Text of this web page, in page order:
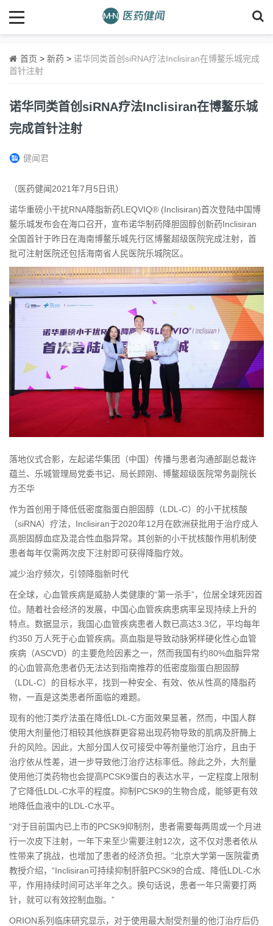
首页 > 新药 > 诺华同类首创siRNA疗法Inclisiran在博鳌乐城完成
首针注射
诺华同类首创siRNA疗法Inclisiran在博鳌乐城
完成首针注射
健闻君
（医药健闻2021年7月5日讯）
诺华重磅小干扰RNA降脂新药LEQVIQ® (Inclisiran)首次登陆中国博
鳌乐城发布会在海口召开，宣布诺华制药降胆固醇创新药Inclisiran
全国首针于昨日在海南博鳌乐城先行区博鳌超级医院完成注射，首
批可注射医院还包括海南省人民医院乐城院区。
落地仪式合影，左起诺华集团（中国）传播与患者沟通部副总裁许
蕴兰、乐城管理局党委书记、局长顾刚、博鳌超级医院常务副院长
方丕华
作为首创用于降低低密度脂蛋白胆固醇（LDL-C）的小干扰核酸
（siRNA）疗法，Inclisiran于2020年12月在欧洲获批用于治疗成人
高胆固醇血症及混合性血脂异常。其创新的小干扰核酸作用机制使
患者每年仅需两次皮下注射即可获得降脂疗效。
减少治疗频次，引领降脂新时代
在全球，心血管疾病是威胁人类健康的“第一杀手”，位居全球死因首
位。随着社会经济的发展，中国心血管疾病患病率呈现持续上升的
特点。数据显示，我国心血管疾病患者人数已高达3.3亿，平均每年
约350 万人死于心血管疾病。高血脂是导致动脉粥样硬化性心血管
疾病（ASCVD）的主要危险因素之一，然而我国有约80%血脂异常
的心血管高危患者仍无法达到指南推荐的低密度脂蛋白胆固醇
（LDL-C）的目标水平，找到一种安全、有效、依从性高的降脂药
物，一直是这类患者所面临的难题。
现有的他汀类疗法虽在降低LDL-C方面效果显著，然而，中国人群
使用大剂量他汀相较其他族群更容易出现药物导致的肌病及肝酶上
升的风险。因此，大部分国人仅可接受中等剂量他汀治疗，且由于
治疗依从性差，进一步导致他汀治疗达标率低。除此之外，大剂量
使用他汀类药物也会提高PCSK9蛋白的表达水平，一定程度上限制
了它降低LDL-C水平的程度。抑制PCSK9的生物合成，能够更有效
地降低血液中的LDL-C水平。
“对于目前国内已上市的PCSK9抑制剂，患者需要每两周或一个月进
行一次皮下注射，一年下来至少需要注射12次，这不仅对患者依从
性带来了挑战，也增加了患者的经济负担。”北京大学第一医院霍勇
教授介绍，“Inclisiran可持续抑制肝脏PCSK9的合成、降低LDL-C水
平，作用持续时间可达半年之久。换句话说，患者一年只需要打两
针，就可以有效控制血脂。”
ORION系列临床研究显示，对于使用最大耐受剂量的他汀治疗后仍